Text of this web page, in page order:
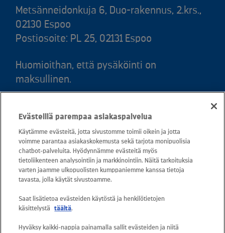
Metsänneidonkuja 6, Duo-rakennus, 2.krs.,
02130 Espoo
Postiosoite: PL 25, 02131 Espoo
Huomioithan, että pysäköinti on
maksullinen.
snt/puhelu + 16,69 snt/min)
Asiakaspalvelu: 0800 30880
avoinna arkisin ma - pe klo 8-16
sähköposti:
etunimi.sukunimi@kuusakoski.com, ellei
Evästeillä parempaa asiakaspalvelua
Käytämme evästeitä, jotta sivustomme toimii oikein ja jotta
voimme parantaa asiakaskokemusta sekä tarjota monipuolisia
chatbot-palveluita. Hyödynnämme evästeitä myös
tietoliikenteen analysointiin ja markkinointiin. Näitä tarkoituksia
varten jaamme ulkopuolisten kumppaniemme kanssa tietoja
tavasta, jolla käytät sivustoamme.
Saat lisätietoa evästeiden käytöstä ja henkilötietojen
käsittelystä
täältä.
Hyväksy kaikki-nappia painamalla sallit evästeiden ja niitä